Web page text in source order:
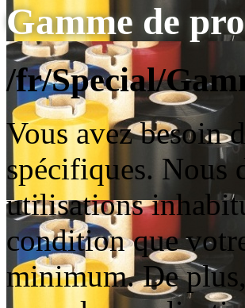
Gamme de
/fr/Special/
Vous avez besoin
spécifiques. Nous
utilisations
condition que
minimum. De